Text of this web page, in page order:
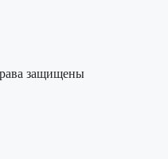
защищены